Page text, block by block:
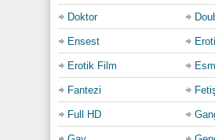
Doktor
Ensest
Erotik Film
Fantezi
Full HD